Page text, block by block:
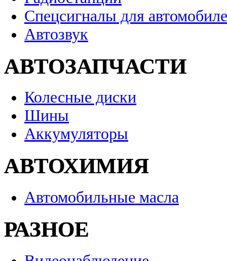
Спецсигналы для
Автозвук
АВТОЗАПЧАСТИ
Колесные диски
Шины
Аккумуляторы
АВТОХИМИЯ
Автомобильные масла
РАЗНОЕ